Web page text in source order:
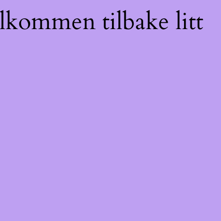
tilbake litt